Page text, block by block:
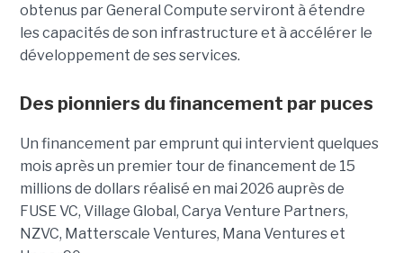
obtenus par General Compute serviront à étendre
les capacités de son infrastructure et à accélérer le
développement de ses services.
Des pionniers du financement par puces
Un financement par emprunt qui intervient quelques
mois après un premier tour de financement de 15
millions de dollars réalisé en mai 2026 auprès de
FUSE VC, Village Global, Carya Venture Partners,
NZVC, Matterscale Ventures, Mana Ventures et